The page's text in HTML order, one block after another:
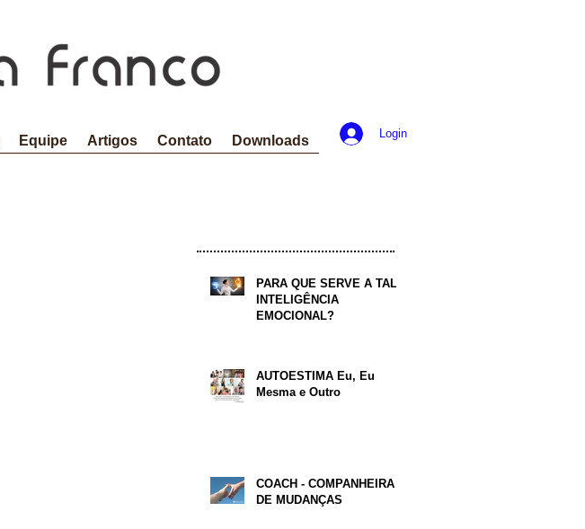
Equipe Artigos Contato Downloads Login
PARA QUE SERVE A TAL
INTELIGÊNCIA
EMOCIONAL?
AUTOESTIMA Eu, Eu
Mesma e Outro
COACH - COMPANHEIRA
DE MUDANÇAS